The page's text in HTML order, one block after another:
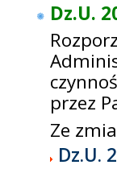
Dz.U.
przez
Ze
Dz.U.